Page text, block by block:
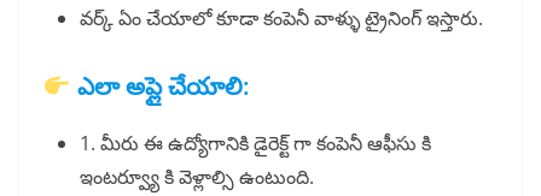
వర్క్ ఏం చేయాలో కూడా కంపెనీ వాళ్ళు ట్రైనింగ్ ఇస్తారు.
ఎలా అప్లై చేయాలి:
1. మీరు ఈ ఉద్యోగానికి డైరెక్ట్ గా కంపెనీ ఆఫీసు కి
ఇంటర్వ్యూ కి వెళ్లాల్సి ఉంటుంది.